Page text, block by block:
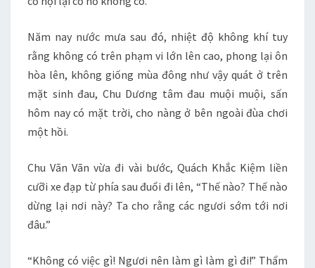
Năm nay nước mưa sau đó, nhiệt độ không khí tuy
rằng không có trên phạm vi lớn lên cao, phong lại ôn
hòa lên, không giống mùa đông như vậy quát ở trên
mặt sinh đau, Chu Dương tâm đau muội muội, sấn
hôm nay có mặt trời, cho nàng ở bên ngoài đùa chơi
một hồi.
Chu Vãn Vãn vừa đi vài bước, Quách Khắc Kiệm liền
cưỡi xe đạp từ phía sau đuổi đi lên, “Thế nào? Thế nào
dừng lại nơi này? Ta cho rằng các ngươi sớm tới nơi
đâu.”
“Không có việc gì! Ngươi nên làm gì làm gì đi!” Thẩm